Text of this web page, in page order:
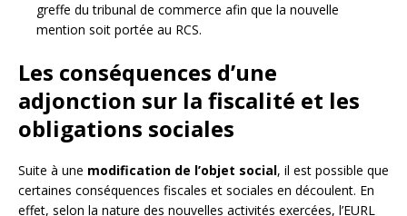
greffe du tribunal de commerce afin que la nouvelle
mention soit portée au RCS.
Les conséquences d’une
adjonction sur la fiscalité et les
obligations sociales
Suite à une modification de l’objet social, il est possible que
certaines conséquences fiscales et sociales en découlent. En
effet, selon la nature des nouvelles activités exercées, l’EURL